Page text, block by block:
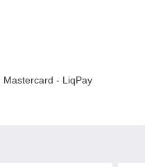
Mastercard - LiqPay